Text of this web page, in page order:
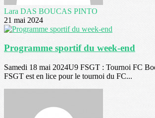
Lara DAS BOUCAS PINTO
21 mai 2024
Programme sportif du week-end
Samedi 18 mai 2024U9 FSGT : Tournoi FC
FSGT est en lice pour le tournoi du FC...